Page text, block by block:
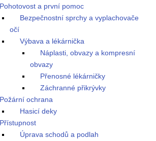
Pohotovost a první pomoc
Bezpečnostní sprchy a vyplachovače
očí
Výbava a lékárnička
Náplasti, obvazy a kompresní
obvazy
Přenosné lékárničky
Záchranné přikrývky
Požární ochrana
Hasicí deky
Přístupnost
Úprava schodů a podlah